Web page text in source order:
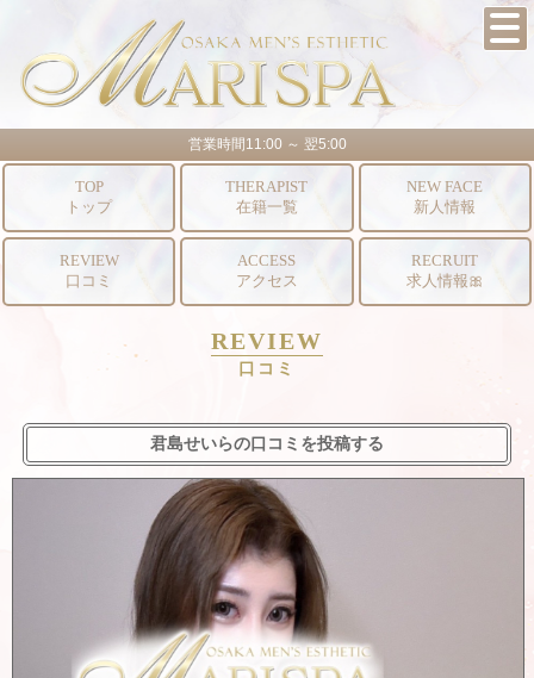
営業時間11:00 ～ 翌5:00
TOP
トップ
THERAPIST
在籍一覧
NEW FACE
新人情報
REVIEW
口コミ
ACCESS
アクセス
RECRUIT
求人情報🎀
REVIEW
口コミ
君島せいらの口コミを投稿する